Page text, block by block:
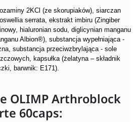
2KCl (ze skorupiaków), siarczan
serrata, ekstrakt imbiru (Zingiber
hialuronian sodu, diglicynian manganu
Albion®), substancja wypełniająca -
substancja przeciwzbrylająca - sole
kapsułka (żelatyna – składnik
barwnik: E171).
OLIMP Arthroblock
60caps: